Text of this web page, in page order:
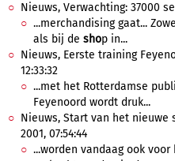
Nieuws, Verwachting: 37000
...merchandising gaat...
als bij de shop in...
Nieuws, Eerste training
12:33:32
...met het Rotterdamse
Feyenoord wordt druk...
Nieuws, Start van het
2001, 07:54:44
...worden vandaag ook voor